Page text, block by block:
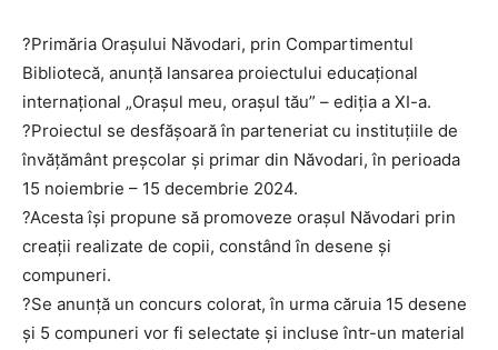
?Primăria Orașului Năvodari, prin Compartimentul
Bibliotecă, anunță lansarea proiectului educațional
internațional „Orașul meu, orașul tău” – ediția a XI-a.
?Proiectul se desfășoară în parteneriat cu instituțiile de
învățământ preșcolar și primar din Năvodari, în perioada
15 noiembrie – 15 decembrie 2024.
?Acesta își propune să promoveze orașul Năvodari prin
creații realizate de copii, constând în desene și
compuneri.
?Se anunță un concurs colorat, în urma căruia 15 desene
și 5 compuneri vor fi selectate și incluse într-un material